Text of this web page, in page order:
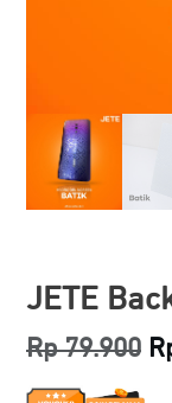
JETE
Rp79.900